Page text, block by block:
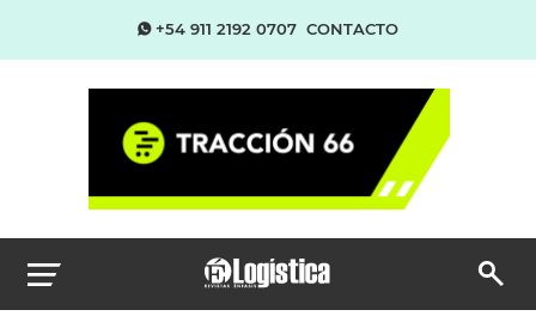
+54 911 2192 0707 CONTACTO